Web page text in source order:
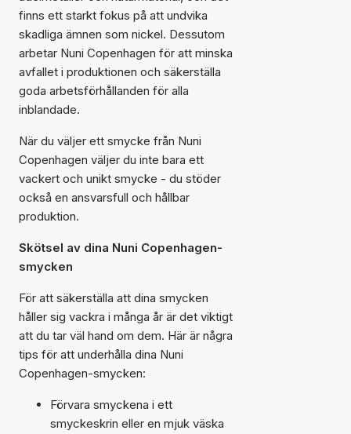
finns ett starkt fokus på att undvika
skadliga ämnen som nickel. Dessutom
arbetar Nuni Copenhagen för att minska
avfallet i produktionen och säkerställa
goda arbetsförhållanden för alla
inblandade.
När du väljer ett smycke från Nuni
Copenhagen väljer du inte bara ett
vackert och unikt smycke - du stöder
också en ansvarsfull och hållbar
produktion.
Skötsel av dina Nuni Copenhagen-
smycken
För att säkerställa att dina smycken
håller sig vackra i många år är det viktigt
att du tar väl hand om dem. Här är några
tips för att underhålla dina Nuni
Copenhagen-smycken:
Förvara smyckena i ett
smyckeskrin eller en mjuk väska